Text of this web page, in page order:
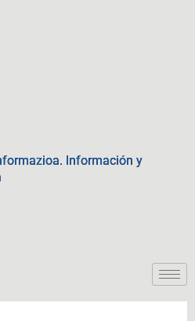
Información y